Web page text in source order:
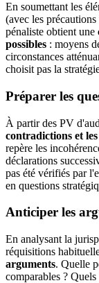
En soumettant les
(avec les
pénaliste obtient une
possibles : moyens
circonstances
choisit pas la
Préparer les
À partir des PV
contradictions et les
repère les
déclarations
pas été vérifiés par
en questions
Anticiper les
En analysant la
réquisitions
arguments. Quelle
comparables ?